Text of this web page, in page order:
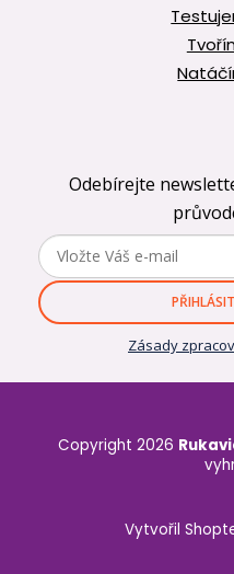
Odebírejte
Zásady
Vytvořil
Copyright 2026